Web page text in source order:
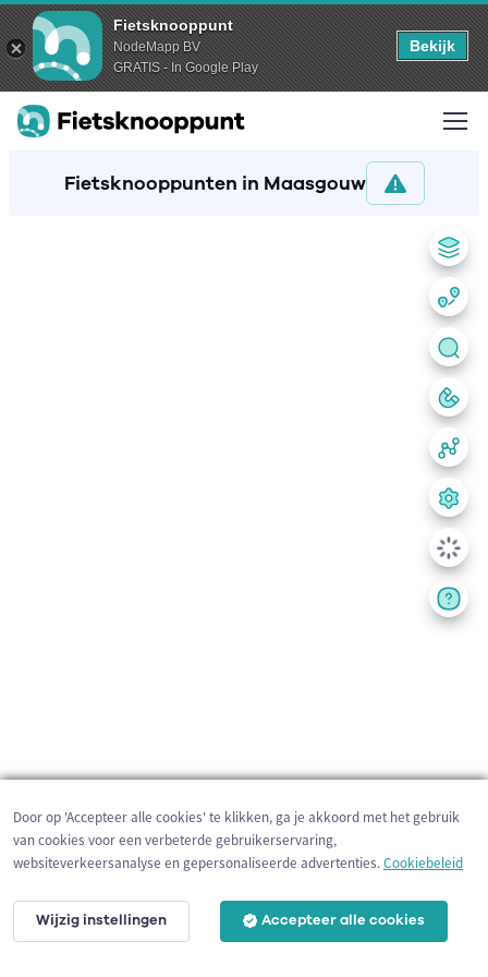
Fietsknooppunt
NodeMapp BV
GRATIS - In Google Play
Bekijk
Fietsknooppunten in Maasgouw
2 km
Door op 'Accepteer alle cookies' te klikken, ga je akkoord met het gebruik
van cookies voor een verbeterde gebruikerservaring,
websiteverkeersanalyse en gepersonaliseerde advertenties.Cookiebeleid
Wijzig instellingen Accepteer alle cookies